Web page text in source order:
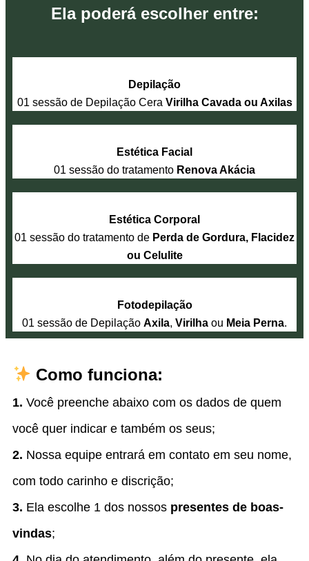
Ela poderá escolher entre:
Depilação
01 sessão de Depilação Cera Virilha Cavada ou Axilas
Estética Facial
01 sessão do tratamento Renova Akácia
Estética Corporal
01 sessão do tratamento de Perda de Gordura, Flacidez
ou Celulite
Fotodepilação
01 sessão de Depilação Axila, Virilha ou Meia Perna.
Como funciona:
1. Você preenche abaixo com os dados de quem
você quer indicar e também os seus;
2. Nossa equipe entrará em contato em seu nome,
com todo carinho e discrição;
3. Ela escolhe 1 dos nossos presentes de boas-
vindas;